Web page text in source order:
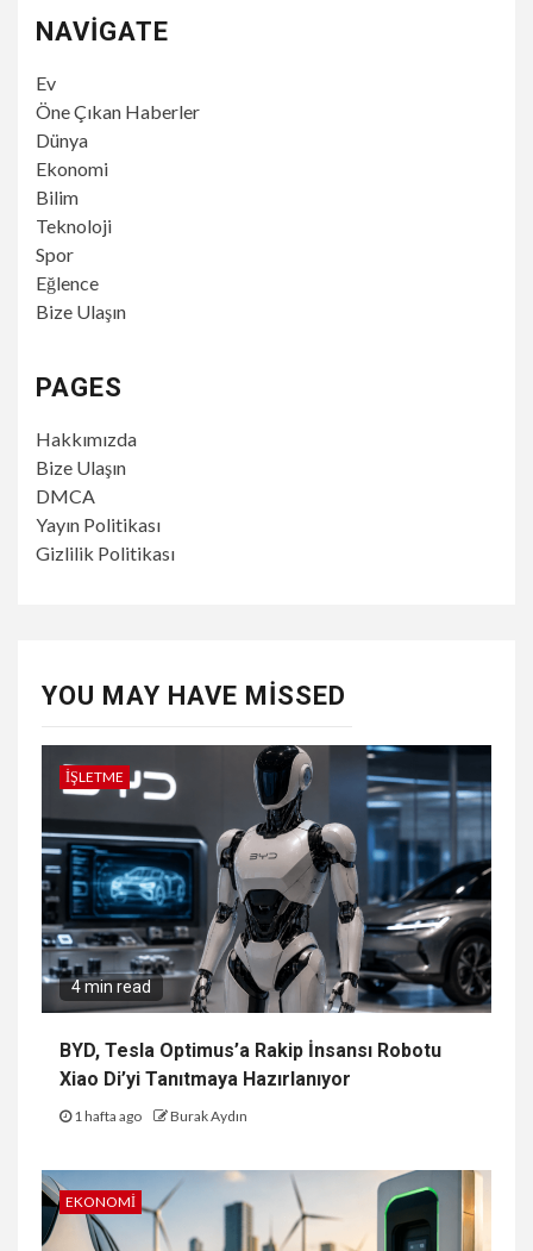
NAVIGATE
Ev
Öne Çıkan Haberler
Dünya
Ekonomi
Bilim
Teknoloji
Spor
Eğlence
Bize Ulaşın
PAGES
Hakkımızda
Bize Ulaşın
DMCA
Yayın Politikası
Gizlilik Politikası
YOU MAY HAVE MISSED
İŞLETME
4 min read
BYD, Tesla Optimus’a Rakip İnsansı Robotu
Xiao Di’yi Tanıtmaya Hazırlanıyor
1 hafta ago Burak Aydın
EKONOMI